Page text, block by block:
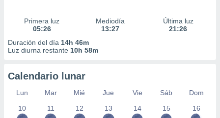
Primera luz
05:26
Mediodía
13:27
Última luz
21:26
Duración del día 14h 46m
Luz diurna restante 10h 58m
Calendario lunar
Lun Mar Mié Jue Vie Sáb
Dom
10
11 12 13 14 15 16